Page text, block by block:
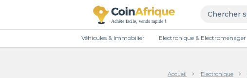
Véhicules & Immobilier Electronique & Electromenager
Accueil Electronique